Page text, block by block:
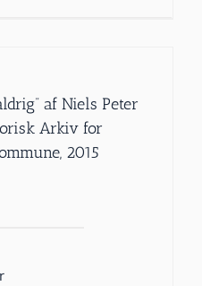
af Niels Peter
Arkiv for
2015